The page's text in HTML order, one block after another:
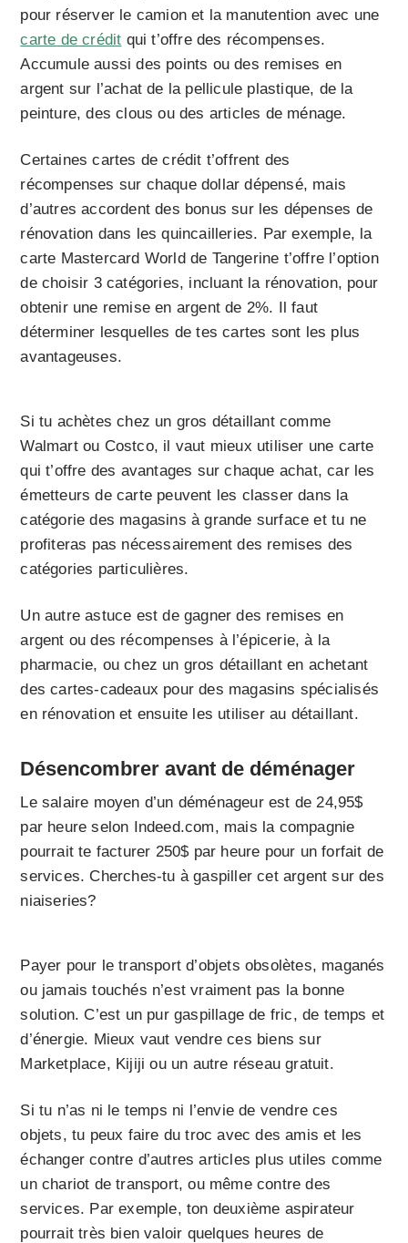
pour réserver le camion et la manutention avec une
carte de crédit qui t’offre des récompenses.
Accumule aussi des points ou des remises en
argent sur l’achat de la pellicule plastique, de la
peinture, des clous ou des articles de ménage.
Certaines cartes de crédit t’offrent des
récompenses sur chaque dollar dépensé, mais
d’autres accordent des bonus sur les dépenses de
rénovation dans les quincailleries. Par exemple, la
carte Mastercard World de Tangerine t’offre l’option
de choisir 3 catégories, incluant la rénovation, pour
obtenir une remise en argent de 2%. Il faut
déterminer lesquelles de tes cartes sont les plus
avantageuses.
Si tu achètes chez un gros détaillant comme
Walmart ou Costco, il vaut mieux utiliser une carte
qui t’offre des avantages sur chaque achat, car les
émetteurs de carte peuvent les classer dans la
catégorie des magasins à grande surface et tu ne
profiteras pas nécessairement des remises des
catégories particulières.
Un autre astuce est de gagner des remises en
argent ou des récompenses à l’épicerie, à la
pharmacie, ou chez un gros détaillant en achetant
des cartes-cadeaux pour des magasins spécialisés
en rénovation et ensuite les utiliser au détaillant.
Désencombrer avant de déménager
Le salaire moyen d’un déménageur est de 24,95$
par heure selon Indeed.com, mais la compagnie
pourrait te facturer 250$ par heure pour un forfait de
services. Cherches-tu à gaspiller cet argent sur des
niaiseries?
Payer pour le transport d’objets obsolètes, maganés
ou jamais touchés n’est vraiment pas la bonne
solution. C’est un pur gaspillage de fric, de temps et
d’énergie. Mieux vaut vendre ces biens sur
Marketplace, Kijiji ou un autre réseau gratuit.
Si tu n’as ni le temps ni l’envie de vendre ces
objets, tu peux faire du troc avec des amis et les
échanger contre d’autres articles plus utiles comme
un chariot de transport, ou même contre des
services. Par exemple, ton deuxième aspirateur
pourrait très bien valoir quelques heures de